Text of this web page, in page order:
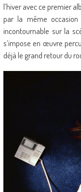
l’hiver avec ce premier
par la même
incontournable sur la
s’impose en œuvre
déjà le grand retour du